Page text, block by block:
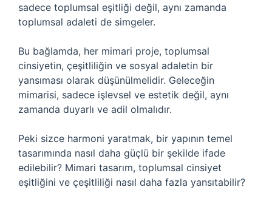
sadece toplumsal eşitliği değil, aynı zamanda
toplumsal adaleti de simgeler.
Bu bağlamda, her mimari proje, toplumsal
cinsiyetin, çeşitliliğin ve sosyal adaletin bir
yansıması olarak düşünülmelidir. Geleceğin
mimarisi, sadece işlevsel ve estetik değil, aynı
zamanda duyarlı ve adil olmalıdır.
Peki sizce harmoni yaratmak, bir yapının temel
tasarımında nasıl daha güçlü bir şekilde ifade
edilebilir? Mimari tasarım, toplumsal cinsiyet
eşitliğini ve çeşitliliği nasıl daha fazla yansıtabilir?